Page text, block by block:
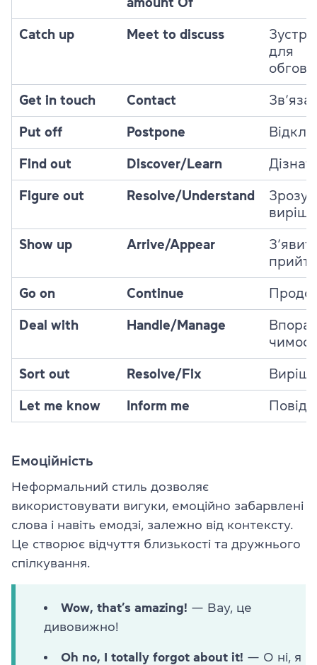
Catch up Meet to discuss
для
Get in touch Contact
Put off Postpone
Find out Discover/Learn
Figure out Resolve/Understand
Show up Arrive/Appear
Go on Continue
Deal with Handle/Manage
чимось
Sort out Resolve/Fix
Let me know Inform me
Емоційність
Неформальний стиль дозволяє
використовувати вигуки, емоційно забарвлені
слова і навіть емодзі, залежно від контексту.
Це створює відчуття близькості та дружнього
спілкування.
Wow, that’s amazing! — Вау, це
дивовижно!
Oh no, I totally forgot about it! — О ні, я